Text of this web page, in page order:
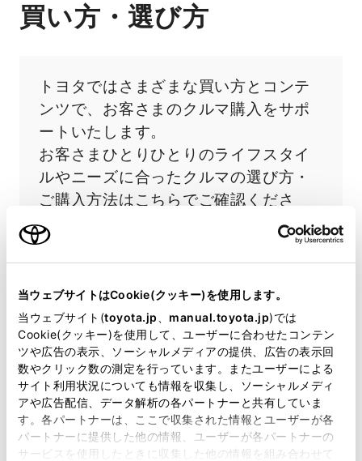
当ウェブサイトはCookie(クッキー)を使用します。
当ウェブサイト(toyota.jp manual.toyota.jp)では
Cookie(クッキー)を使用して、ユーザーに合わせたコンテン
ツや広告の表示、ソーシャルメディアの提供、広告の表示回
数やクリック数の測定を行っています。またユーザーによる
サイト利用状況についても情報を収集し、ソーシャルメディ
アや広告配信、データ解析の各パートナーと共有していま
す。各パートナーは、ここで収集された情報とユーザーが各
パートナーに提供した他の情報、ユーザーが各パートナーの
サービスを使用したときに収集した他の情報を組み合わせて
買い方・選び方
トヨタではさまざまな買い方とコンテ
ンツで、お客さまのクルマ購入をサポ
ートいたします。
お客さまひとりひとりのライフスタイ
ルやニーズに合ったクルマの選び方・
ご購入方法はこちらでご確認くださ
い。
クルマ購入ガイドはこちら
購入サポート